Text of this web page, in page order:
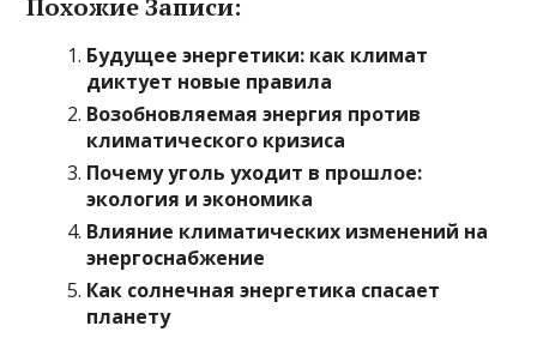
Похожие Записи:
Будущее энергетики: как климат
диктует новые правила
Возобновляемая энергия против
климатического кризиса
Почему уголь уходит в прошлое:
экология и экономика
Влияние климатических изменений на
энергоснабжение
Как солнечная энергетика спасает
планету